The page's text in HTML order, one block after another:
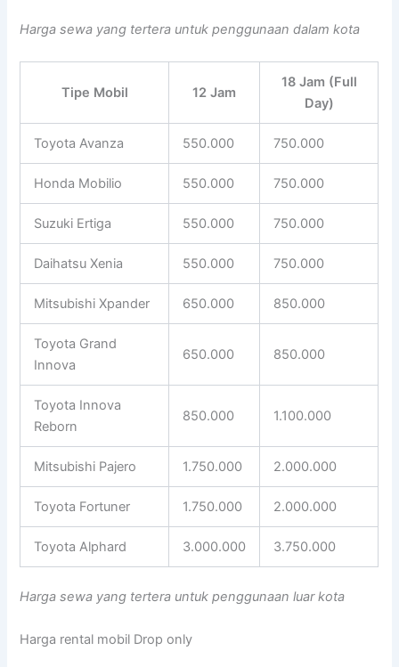
Harga sewa yang tertera untuk penggunaan dalam kota
Tipe Mobil 12 Jam
18 Jam (Full
Day)
Toyota Avanza 550.000 750.000
Honda Mobilio 550.000 750.000
Suzuki Ertiga 550.000 750.000
Daihatsu Xenia 550.000 750.000
Mitsubishi Xpander 650.000 850.000
Toyota Grand
Innova
650.000 850.000
Toyota Innova
Reborn
850.000 1.100.000
Mitsubishi Pajero 1.750.000 2.000.000
Toyota Fortuner 1.750.000 2.000.000
Toyota Alphard 3.000.000 3.750.000
Harga sewa yang tertera untuk penggunaan luar kota
Harga rental mobil Drop only